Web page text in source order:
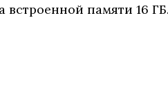
встроенной памяти 16